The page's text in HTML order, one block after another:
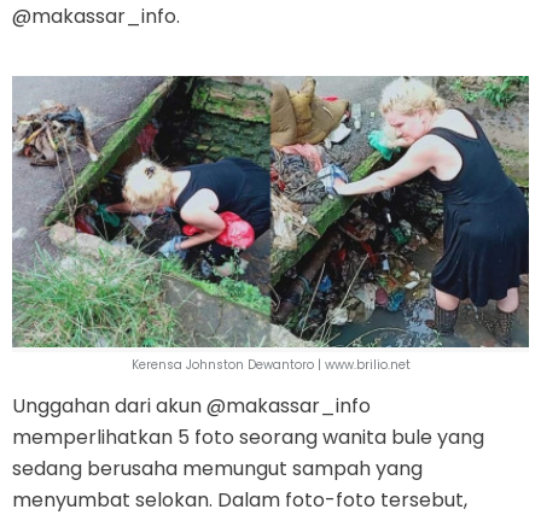
@makassar_info.
Kerensa Johnston Dewantoro | www.brilio.net
Unggahan dari akun @makassar_info
memperlihatkan 5 foto seorang wanita bule yang
sedang berusaha memungut sampah yang
menyumbat selokan. Dalam foto-foto tersebut,